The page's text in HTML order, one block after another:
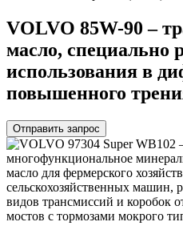
VOLVO 85W-90 –
масло, специально
использования в
повышенного
Отправить запрос